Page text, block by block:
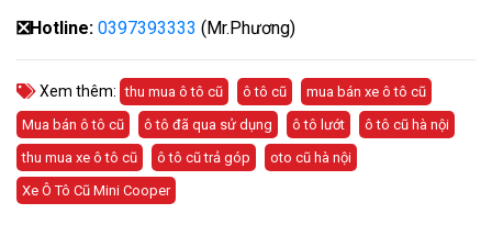
❎Hotline: 0397393333 (Mr.Phương)
Xem thêm: thu mua ô tô cũ ô tô cũ
mua bán xe ô tô cũ
Mua bán ô tô cũ
ô tô đã qua sử dụng ô tô lướt
ô tô cũ hà nội
thu mua xe ô tô cũ
ô tô cũ trả góp
oto cũ hà nội
Xe Ô Tô Cũ Mini Cooper